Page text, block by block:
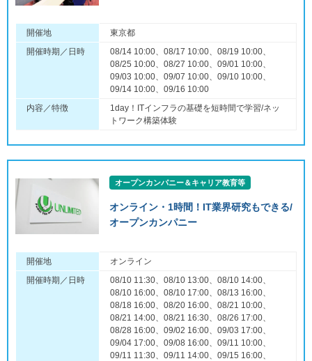
開催地
東京都
開催時期／日時
08/14 10:00、08/17 10:00、08/19 10:00、
08/25 10:00、08/27 10:00、09/01 10:00、
09/03 10:00、09/07 10:00、09/10 10:00、
09/14 10:00、09/16 10:00
内容／特徴
1day！ITインフラの基礎を短時間で学習/ネッ
トワーク構築体験
オープンカンパニー＆キャリア教育等
オンライン・1時間！IT業界研究もできる/
オープンカンパニー
開催地
オンライン
開催時期／日時
08/10 11:30、08/10 13:00、08/10 14:00、
08/10 16:00、08/10 17:00、08/13 16:00、
08/18 16:00、08/20 16:00、08/21 10:00、
08/21 14:00、08/21 16:30、08/26 17:00、
08/28 16:00、09/02 16:00、09/03 17:00、
09/04 17:00、09/08 16:00、09/11 10:00、
09/11 11:30、09/11 14:00、09/15 16:00、